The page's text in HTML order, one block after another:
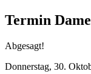
Termin
Abgesagt!
Donnerstag, 30.